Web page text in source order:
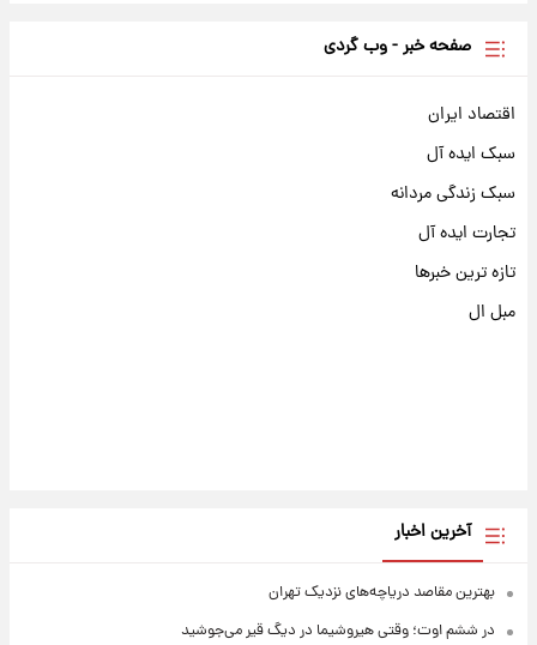
صفحه خبر - وب گردی
اقتصاد ایران
سبک ایده آل
سبک زندگی مردانه
تجارت ایده آل
تازه ترین خبرها
مبل ال
آخرین اخبار
بهترین مقاصد دریاچه‌های نزدیک تهران
در ششم اوت؛ وقتی هیروشیما در دیگ قیر می‌جوشید